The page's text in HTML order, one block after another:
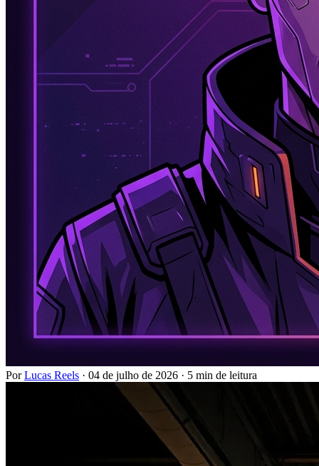
PorLucas Reels · 04 de julho de 2026 · 5 min de leitura